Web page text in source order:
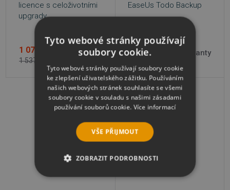
licence s celoživotními
upgrady
1 537 Kč
1 076 Kč
EaseUs Todo Backup
od349 Kč 4 varianty
−45 %
Tyto webové stránky používají
soubory cookie.
Tyto webové stránky používají soubory cookie
ke zlepšení uživatelského zážitku. Používáním
našich webových stránek souhlasíte se všemi
soubory cookie v souladu s našimi zásadami
používání souborů cookie. Více informací
VŠE PŘIJMOUT
ZOBRAZIT PODROBNOSTI
NEZBYTNĚ NUTNÉ SOUBORY